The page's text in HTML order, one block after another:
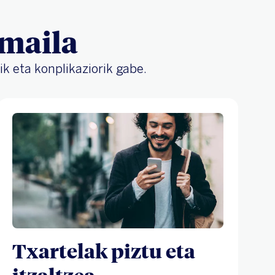
eta konplikaziorik gabe.
Txartelak piztu eta